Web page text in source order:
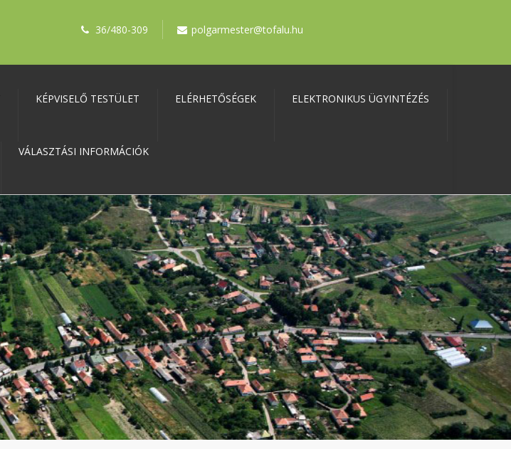
36/480-309 polgarmester@tofalu.hu
KÉPVISELŐ TESTÜLET ELÉRHETŐSÉGEK ELEKTRONIKUS ÜGYINTÉZÉS
VÁLASZTÁSI INFORMÁCIÓK